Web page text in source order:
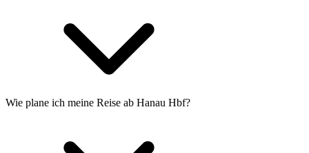
Wie plane ich meine Reise ab Hanau Hbf?